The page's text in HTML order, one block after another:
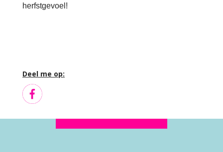
herfstgevoel!
Deel me op: